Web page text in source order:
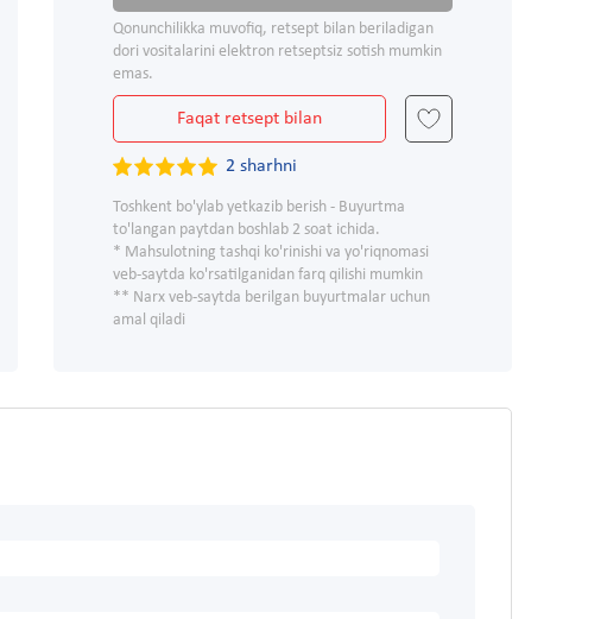
Qonunchilikka muvofiq, retsept bilan beriladigan
dori vositalarini elektron retseptsiz sotish mumkin
emas.
Faqat retsept bilan
2 sharhni
Toshkent bo'ylab yetkazib berish - Buyurtma
to'langan paytdan boshlab 2 soat ichida.
* Mahsulotning tashqi ko'rinishi va yo'riqnomasi
veb-saytda ko'rsatilganidan farq qilishi mumkin
** Narx veb-saytda berilgan buyurtmalar uchun
amal qiladi